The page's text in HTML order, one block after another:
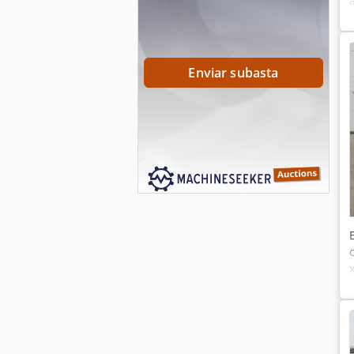
Enviar subasta